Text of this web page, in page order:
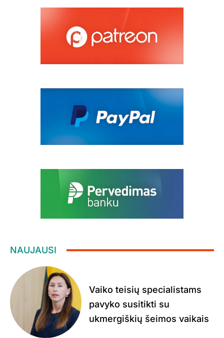
NAUJAUSI
Vaiko teisių specialistams
pavyko susitikti su
ukmergiškių šeimos vaikais